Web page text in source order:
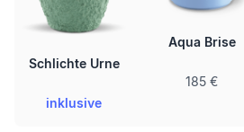
Schlichte Urne
inklusive
Aqua Brise
185 €